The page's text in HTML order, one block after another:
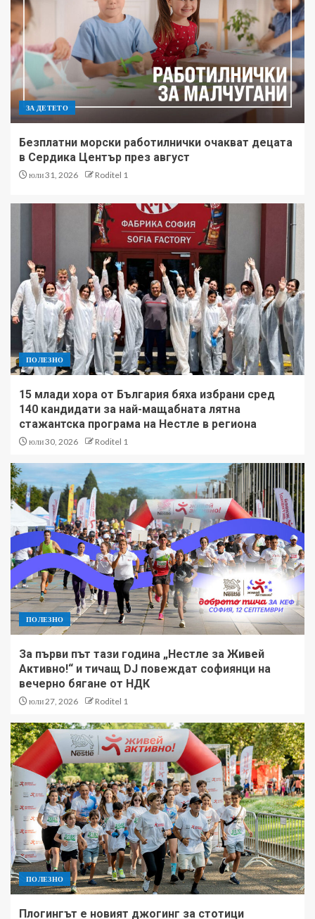
ЗА ДЕТЕТО
Безплатни морски работилнички очакват децата
в Сердика Център през август
юли 31, 2026 Roditel 1
ПОЛЕЗНО
15 млади хора от България бяха избрани сред
140 кандидати за най-мащабната лятна
стажантска програма на Нестле в региона
юли 30, 2026 Roditel 1
ПОЛЕЗНО
За първи път тази година „Нестле за Живей
Активно!“ и тичащ DJ повеждат софиянци на
вечерно бягане от НДК
юли 27, 2026 Roditel 1
ПОЛЕЗНО
Плогингът е новият джогинг за стотици